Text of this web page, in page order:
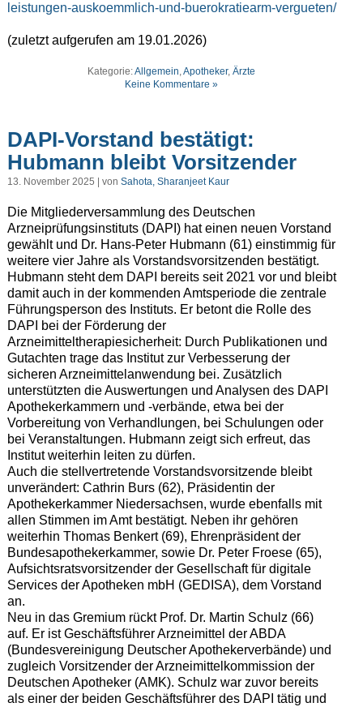
leistungen-auskoemmlich-und-buerokratiearm-vergueten/
(zuletzt aufgerufen am 19.01.2026)
Kategorie:Allgemein,Apotheker,Ärzte
Keine Kommentare »
DAPI-Vorstand bestätigt:
Hubmann bleibt Vorsitzender
13. November 2025 | von Sahota, Sharanjeet Kaur
Die Mitgliederversammlung des Deutschen
Arzneiprüfungsinstituts (DAPI) hat einen neuen Vorstand
gewählt und Dr. Hans-Peter Hubmann (61) einstimmig für
weitere vier Jahre als Vorstandsvorsitzenden bestätigt.
Hubmann steht dem DAPI bereits seit 2021 vor und bleibt
damit auch in der kommenden Amtsperiode die zentrale
Führungsperson des Instituts. Er betont die Rolle des
DAPI bei der Förderung der
Arzneimitteltherapiesicherheit: Durch Publikationen und
Gutachten trage das Institut zur Verbesserung der
sicheren Arzneimittelanwendung bei. Zusätzlich
unterstützten die Auswertungen und Analysen des DAPI
Apothekerkammern und -verbände, etwa bei der
Vorbereitung von Verhandlungen, bei Schulungen oder
bei Veranstaltungen. Hubmann zeigt sich erfreut, das
Institut weiterhin leiten zu dürfen.
Auch die stellvertretende Vorstandsvorsitzende bleibt
unverändert: Cathrin Burs (62), Präsidentin der
Apothekerkammer Niedersachsen, wurde ebenfalls mit
allen Stimmen im Amt bestätigt. Neben ihr gehören
weiterhin Thomas Benkert (69), Ehrenpräsident der
Bundesapothekerkammer, sowie Dr. Peter Froese (65),
Aufsichtsratsvorsitzender der Gesellschaft für digitale
Services der Apotheken mbH (GEDISA), dem Vorstand
an.
Neu in das Gremium rückt Prof. Dr. Martin Schulz (66)
auf. Er ist Geschäftsführer Arzneimittel der ABDA
(Bundesvereinigung Deutscher Apothekerverbände) und
zugleich Vorsitzender der Arzneimittelkommission der
Deutschen Apotheker (AMK). Schulz war zuvor bereits
als einer der beiden Geschäftsführer des DAPI tätig und